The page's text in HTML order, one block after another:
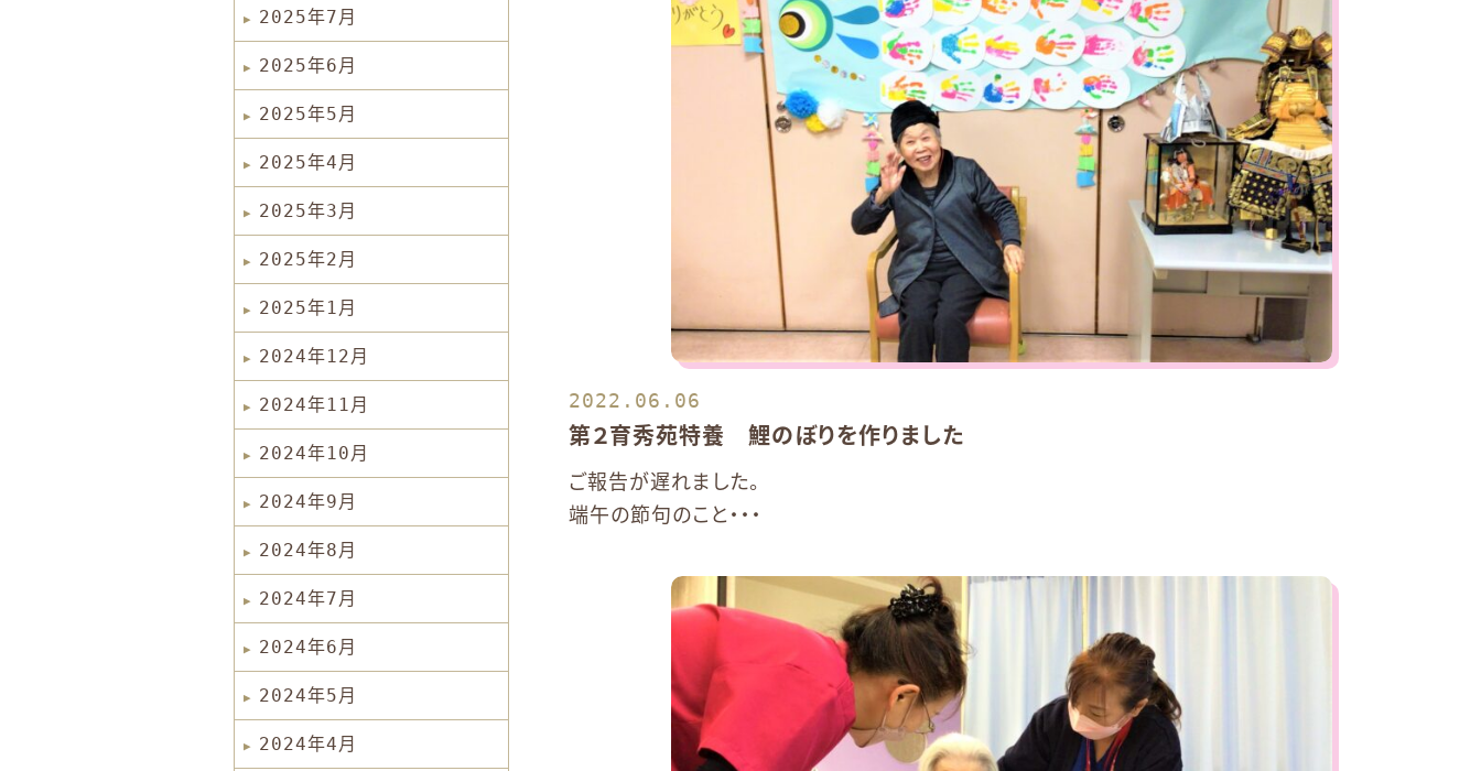
2022.06.06
第２育秀苑特養 鯉のぼりを作りました
ご報告が遅れました。
端午の節句のこと・・・
2025年7月
2025年6月
2025年5月
2025年4月
2025年3月
2025年2月
2025年1月
2024年12月
2024年11月
2024年10月
2024年9月
2024年8月
2024年7月
2024年6月
2024年5月
2024年4月